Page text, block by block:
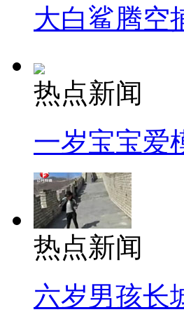
大白鲨腾空
热点新闻
一岁宝宝爱
热点新闻
六岁男孩长